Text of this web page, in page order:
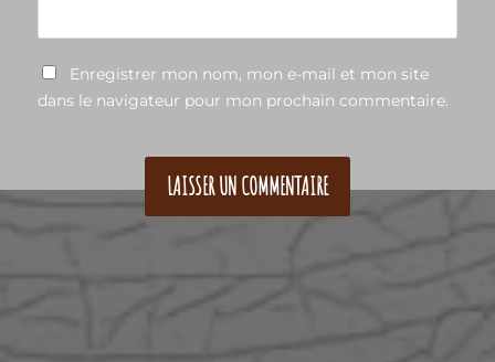
Enregistrer mon nom, mon e-mail et mon site
dans le navigateur pour mon prochain commentaire.
A PROPOS